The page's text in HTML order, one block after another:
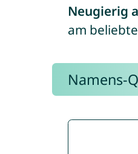
Neugierig
am
Namens-